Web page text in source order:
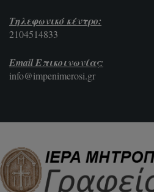
Τηλεφωνικό κέντρο:
2104514833
Email Επικοινωνίας:
info@impenimerosi.gr